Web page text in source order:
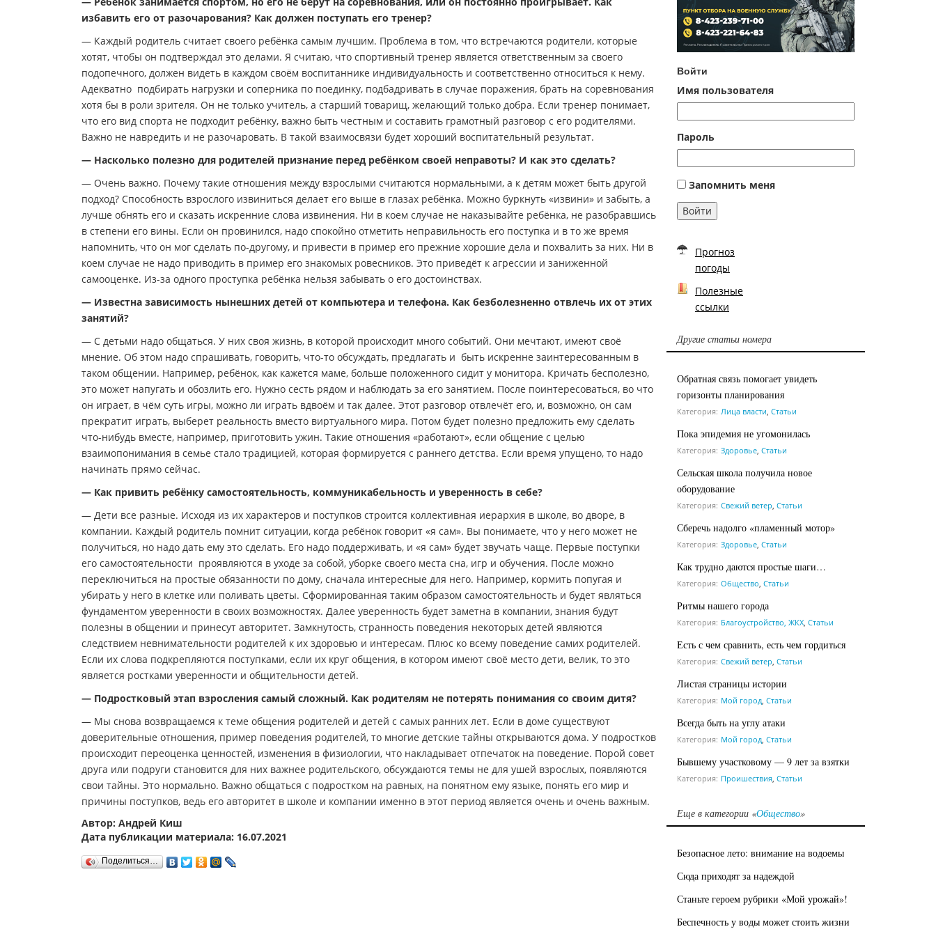
избавить его от разочарования? Как должен поступать его тренер?
— Каждый родитель считает своего ребёнка самым лучшим. Проблема в том, что встречаются родители, которые
хотят, чтобы он подтверждал это делами. Я считаю, что спортивный тренер является ответственным за своего
подопечного, должен видеть в каждом своём воспитаннике индивидуальность и соответственно относиться к нему.
Адекватно подбирать нагрузки и соперника по поединку, подбадривать в случае поражения, брать на соревнования
хотя бы в роли зрителя. Он не только учитель, а старший товарищ, желающий только добра. Если тренер понимает,
что его вид спорта не подходит ребёнку, важно быть честным и составить грамотный разговор с его родителями.
Важно не навредить и не разочаровать. В такой взаимосвязи будет хороший воспитательный результат.
— Насколько полезно для родителей признание перед ребёнком своей неправоты? И как это сделать?
— Очень важно. Почему такие отношения между взрослыми считаются нормальными, а к детям может быть другой
подход? Способность взрослого извиниться делает его выше в глазах ребёнка. Можно буркнуть «извини» и забыть, а
лучше обнять его и сказать искренние слова извинения. Ни в коем случае не наказывайте ребёнка, не разобравшись
в степени его вины. Если он провинился, надо спокойно отметить неправильность его поступка и в то же время
напомнить, что он мог сделать по-другому, и привести в пример его прежние хорошие дела и похвалить за них. Ни в
коем случае не надо приводить в пример его знакомых ровесников. Это приведёт к агрессии и заниженной
самооценке. Из-за одного проступка ребёнка нельзя забывать о его достоинствах.
— Известна зависимость нынешних детей от компьютера и телефона. Как безболезненно отвлечь их от этих
занятий?
— С детьми надо общаться. У них своя жизнь, в которой происходит много событий. Они мечтают, имеют своё
мнение. Об этом надо спрашивать, говорить, что-то обсуждать, предлагать и быть искренне заинтересованным в
таком общении. Например, ребёнок, как кажется маме, больше положенного сидит у монитора. Кричать бесполезно,
это может напугать и обозлить его. Нужно сесть рядом и наблюдать за его занятием. После поинтересоваться, во что
он играет, в чём суть игры, можно ли играть вдвоём и так далее. Этот разговор отвлечёт его, и, возможно, он сам
прекратит играть, выберет реальность вместо виртуального мира. Потом будет полезно предложить ему сделать
что-нибудь вместе, например, приготовить ужин. Такие отношения «работают», если общение с целью
взаимопонимания в семье стало традицией, которая формируется с раннего детства. Если время упущено, то надо
начинать прямо сейчас.
— Как привить ребёнку самостоятельность, коммуникабельность и уверенность в себе?
— Дети все разные. Исходя из их характеров и поступков строится коллективная иерархия в школе, во дворе, в
компании. Каждый родитель помнит ситуации, когда ребёнок говорит «я сам». Вы понимаете, что у него может не
получиться, но надо дать ему это сделать. Его надо поддерживать, и «я сам» будет звучать чаще. Первые поступки
его самостоятельности проявляются в уходе за собой, уборке своего места сна, игр и обучения. После можно
переключиться на простые обязанности по дому, сначала интересные для него. Например, кормить попугая и
убирать у него в клетке или поливать цветы. Сформированная таким образом самостоятельность и будет являться
фундаментом уверенности в своих возможностях. Далее уверенность будет заметна в компании, знания будут
полезны в общении и принесут авторитет. Замкнутость, странность поведения некоторых детей являются
следствием невнимательности родителей к их здоровью и интересам. Плюс ко всему поведение самих родителей.
Если их слова подкрепляются поступками, если их круг общения, в котором имеют своё место дети, велик, то это
является ростками уверенности и общительности детей.
— Подростковый этап взросления самый сложный. Как родителям не потерять понимания со своим дитя?
— Мы снова возвращаемся к теме общения родителей и детей с самых ранних лет. Если в доме существуют
доверительные отношения, пример поведения родителей, то многие детские тайны открываются дома. У подростков
происходит переоценка ценностей, изменения в физиологии, что накладывает отпечаток на поведение. Порой совет
друга или подруги становится для них важнее родительского, обсуждаются темы не для ушей взрослых, появляются
свои тайны. Это нормально. Важно общаться с подростком на равных, на понятном ему языке, понять его мир и
причины поступков, ведь его авторитет в школе и компании именно в этот период является очень и очень важным.
Автор: Андрей Киш
Дата публикации материала: 16.07.2021
Поделиться…
Войти
Имя пользователя
Пароль
Запомнить меня
Войти
Прогноз
погоды
Полезные
ссылки
Другие статьи номера
Обратная связь помогает увидеть
горизонты планирования
Категория: Лица власти Статьи
Пока эпидемия не угомонилась
Категория: Здоровье Статьи
Сельская школа получила новое
оборудование
Категория: Свежий ветер Статьи
Сберечь надолго «пламенный мотор»
Категория: Здоровье Статьи
Как трудно даются простые шаги…
Категория: Общество Статьи
Ритмы нашего города
Категория: Благоустройство, ЖКХ Статьи
Есть с чем сравнить, есть чем гордиться
Категория: Свежий ветер Статьи
Листая страницы истории
Категория: Мой город Статьи
Всегда быть на углу атаки
Категория: Мой город Статьи
Бывшему участковому — 9 лет за взятки
Категория: Проишествия Статьи
Еще в категории «Общество»
Безопасное лето: внимание на водоемы
Сюда приходят за надеждой
Станьте героем рубрики «Мой урожай»!
Беспечность у воды может стоить жизни